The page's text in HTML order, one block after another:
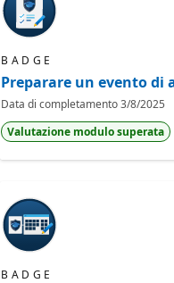
BADGE
Preparare un evento di
Data di completamento3/8/2025
Valutazione modulo superata
BADGE